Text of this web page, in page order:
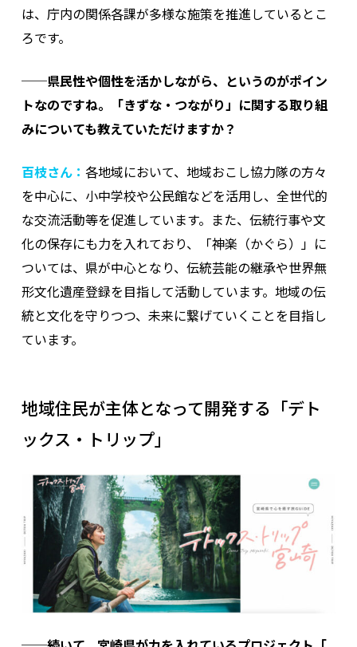
は、庁内の関係各課が多様な施策を推進しているとこ
ろです。
──県民性や個性を活かしながら、というのがポイン
トなのですね。「きずな・つながり」に関する取り組
みについても教えていただけますか？
百枝さん： 各地域において、地域おこし協力隊の方々
を中心に、小中学校や公民館などを活用し、全世代的
な交流活動等を促進しています。また、伝統行事や文
化の保存にも力を入れており、「神楽（かぐら）」に
ついては、県が中心となり、伝統芸能の継承や世界無
形文化遺産登録を目指して活動しています。地域の伝
統と文化を守りつつ、未来に繋げていくことを目指し
ています。
地域住民が主体となって開発する「デト
ックス・トリップ」